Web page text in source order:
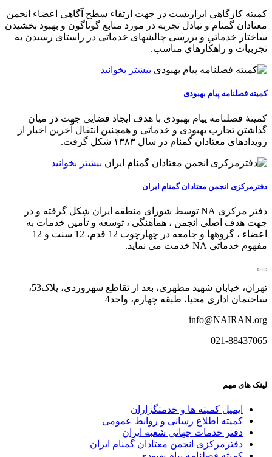
کميته کارگاهی ابزاريست در جهت ارتقاء سطح آگاهی اعضاء انجمن
معتادان گمنام و تبادل تجربه در مورد منابع گوناگون و بهبود بخشيدن
ساختار خدماتي و بررسی چالشهای خدماتی در راستای رسيدن به
تجربيات و راهکارهاي مناسب.
بیشتر بخوانید
کمیته فصلنامه پیام بهبودی
کمیتۀ فصلنامه پیام بهبودی با هدف ایجاد فضایی جهت در میان
گذاشتن تجارب بهبودی و خدماتی و همچنین انتقال آخرین اخبار از
رویدادهای معتادان گمنام در سال ۱۳۸۳ شکل گرفت.
بیشتر بخوانید
دفترمرکزی انجمن معتادان گمنام ایران
دفتر مرکزی NA توسط شورای منطقه ایران شکل گرفته و در
جهت هدف اصلی انجمن ، هماهنگی ، توسعه و تأمین خدمات به
اعضاء ، گروهها و جامعه در چهارچوب 12 قدم، 12 سنت و 12
مفهوم خدماتی NA خدمت می نماید.
تهران، خیابان شهید مطهری، بعد از تقاطع سهروردی، پلاک53،
ساختمان اداری محیا، طبقه چهارم، واحد4
info@NAIRAN.org
021-88437065
لینک های مهم
ایمیل کمیته ها و خدمتگزاران
کميته اطلاع رسانی و روابط عمومی
دفتر خدمات جهانی شعبه ايران
دفترمرکزی انجمن معتادان گمنام ایران